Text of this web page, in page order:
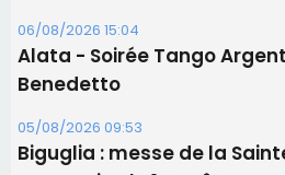
31/07/2026 08:24
Tennis - Début ce week-
RCPV